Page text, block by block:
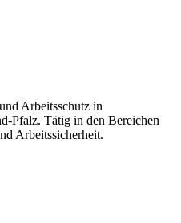
Arbeitsschutz in
Pfalz. Tätig in den Bereichen
Arbeitssicherheit.